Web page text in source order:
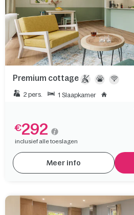
Premium cottage
2 pers. 1 Slaapkamer
€292
inclusief alle toeslagen
Meer info